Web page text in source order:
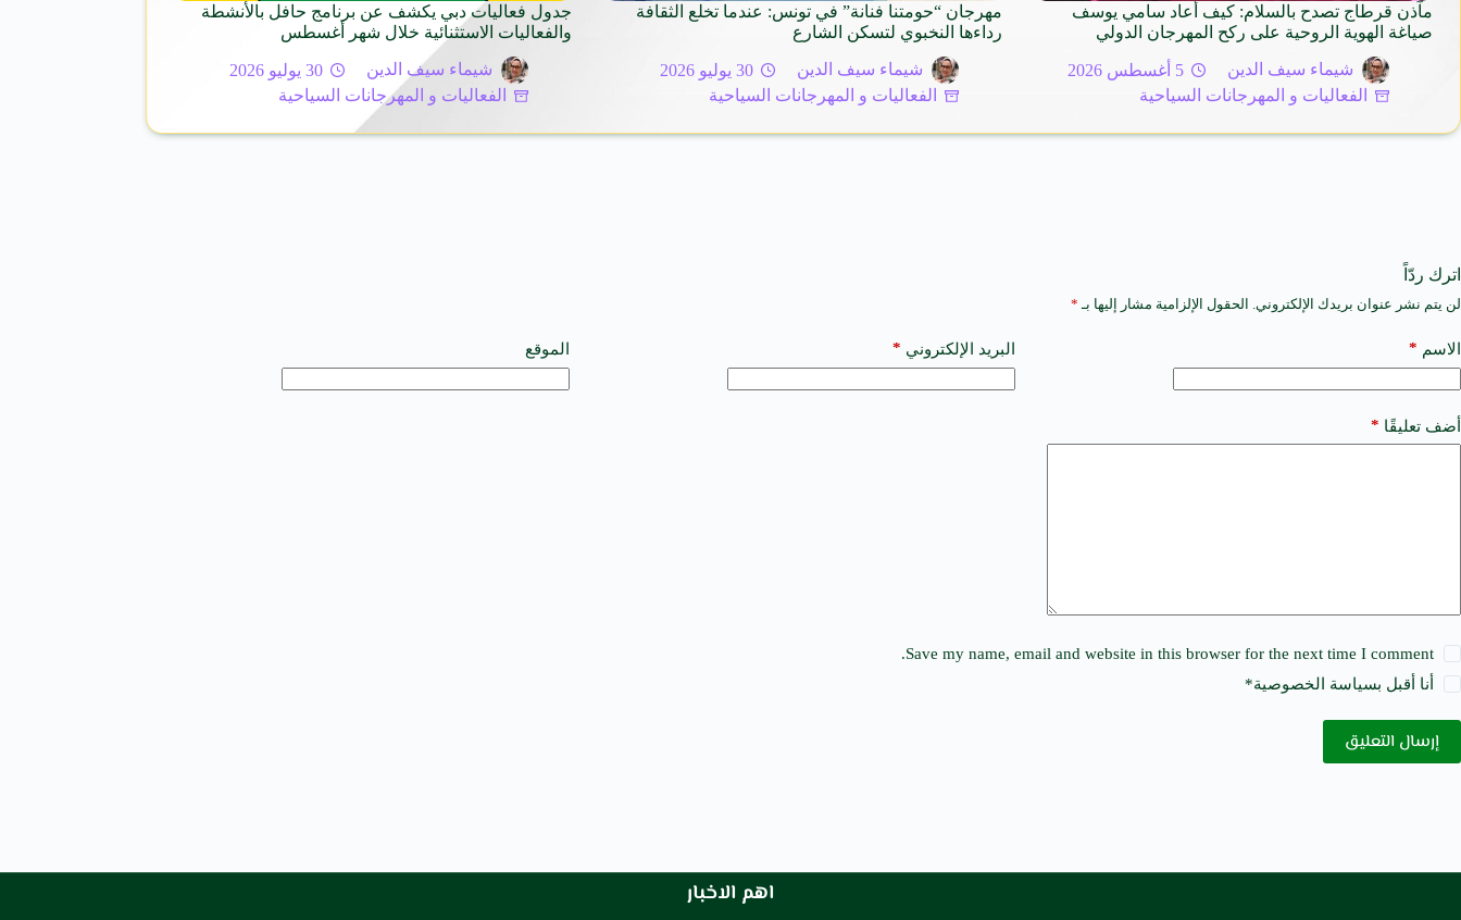
مآذن قرطاج تصدح بالسلام: كيف أعاد سامي يوسف
صياغة الهوية الروحية على ركح المهرجان الدولي
شيماء سيف الدين
5 أغسطس 2026
الفعاليات و المهرجانات السياحية
مهرجان “حومتنا فنانة” في تونس: عندما تخلع الثقافة
رداءها النخبوي لتسكن الشارع
شيماء سيف الدين
30 يوليو 2026
الفعاليات و المهرجانات السياحية
جدول فعاليات دبي يكشف عن برنامج حافل بالأنشطة
والفعاليات الاستثنائية خلال شهر أغسطس
شيماء سيف الدين
30 يوليو 2026
الفعاليات و المهرجانات السياحية
اترك ردّاً
لن يتم نشر عنوان بريدك الإلكتروني. الحقول الإلزامية مشار إليها بـ *
الاسم * البريد الإلكتروني * الموقع
أضف تعليقًا *
Save my name, email and website in this browser for the next time I comment.
أنا أقبل بسياسة الخصوصية*
إرسال التعليق
A
t
e
a
t
اهم الاخبار